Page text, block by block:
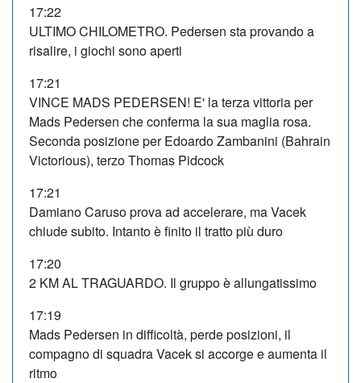
17:22
ULTIMO CHILOMETRO. Pedersen sta provando a
risalire, i giochi sono aperti
17:21
VINCE MADS PEDERSEN! E' la terza vittoria per
Mads Pedersen che conferma la sua maglia rosa.
Seconda posizione per Edoardo Zambanini (Bahrain
Victorious), terzo Thomas Pidcock
17:21
Damiano Caruso prova ad accelerare, ma Vacek
chiude subito. Intanto è finito il tratto più duro
17:20
2 KM AL TRAGUARDO. Il gruppo è allungatissimo
17:19
Mads Pedersen in difficoltà, perde posizioni, il
compagno di squadra Vacek si accorge e aumenta il
ritmo